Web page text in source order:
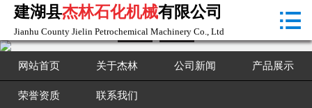

关于杰林
建湖县杰林石化机械有限公司
Jianhu County Jielin Petrochemical Machinery Co., Ltd 
网站首页 关于杰林 公司新闻 产品展示
荣誉资质 联系我们